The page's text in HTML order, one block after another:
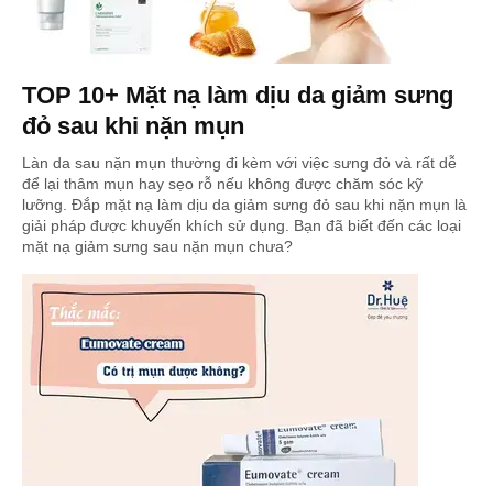
TOP 10+ Mặt nạ làm dịu da giảm sưng
đỏ sau khi nặn mụn
Làn da sau nặn mụn thường đi kèm với việc sưng đỏ và rất dễ
để lại thâm mụn hay sẹo rỗ nếu không được chăm sóc kỹ
lưỡng. Đắp mặt nạ làm dịu da giảm sưng đỏ sau khi nặn mụn là
giải pháp được khuyến khích sử dụng. Bạn đã biết đến các loại
mặt nạ giảm sưng sau nặn mụn chưa?